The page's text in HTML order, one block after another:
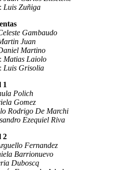
Luis Zuñiga
Gambaudo
Juan
Martino
Matias Laiolo
Luis Grisolia
1
Polich
Gomez
Rodrigo De Marchi
Ezequiel Riva
2
Fernandez
Barrionuevo
Duboscq